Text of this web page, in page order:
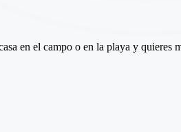
en el campo o en la playa y